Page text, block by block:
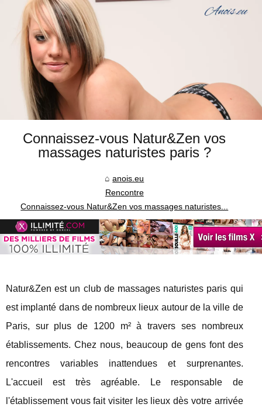
Connaissez-vous Natur&Zen vos
massages naturistes paris ?
anois.eu
Rencontre
Connaissez-vous Natur&Zen vos massages naturistes...
Natur&Zen est un club de massages naturistes paris qui
est implanté dans de nombreux lieux autour de la ville de
Paris, sur plus de 1200 m² à travers ses nombreux
établissements. Chez nous, beaucoup de gens font des
rencontres variables inattendues et surprenantes.
L'accueil est très agréable. Le responsable de
l'établissement vous fait visiter les lieux dès votre arrivée